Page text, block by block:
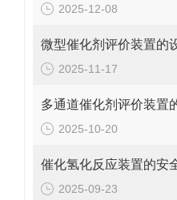
2025-12-08
2025-11-17
2025-10-20
2025-09-23